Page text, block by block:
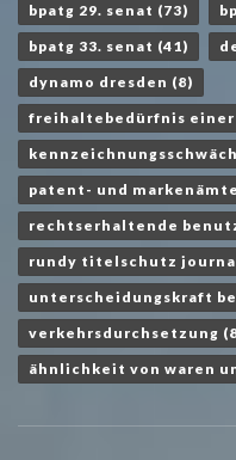
bpatg 29. senat (73)
bpatg 33. senat (41)
dynamo dresden (8)
freihaltebedürfnis einer
patent- und
rechtserhaltende
rundy titelschutz
unterscheidungskraft
verkehrsdurchsetzung
ähnlichkeit von waren